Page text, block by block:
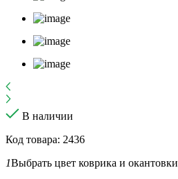
В наличии
Код товара: 2436
1Выбрать цвет коврика и окантовки